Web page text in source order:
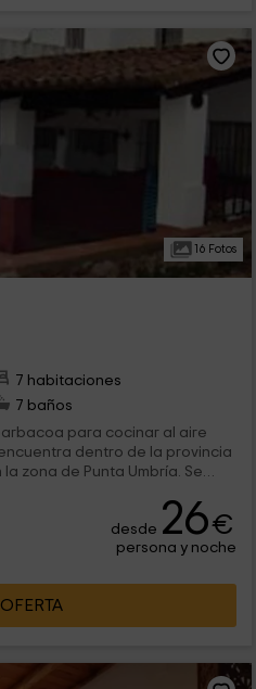
16 Fotos
7 habitaciones
7 baños
de Punta Umbría. Se
desde 26€
persona y noche